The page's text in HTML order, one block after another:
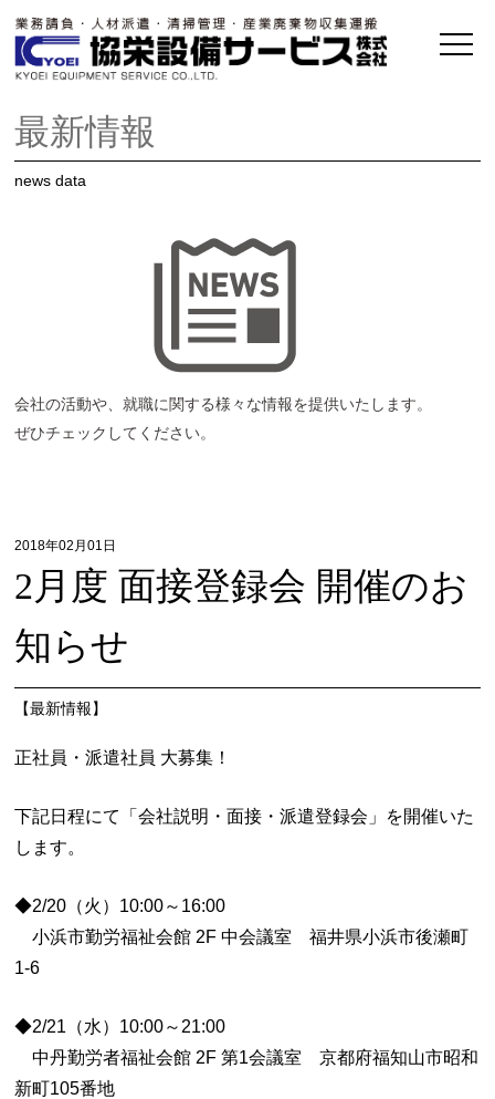
最新情報
news data
会社の活動や、就職に関する様々な情報を提供いたします。
ぜひチェックしてください。
2018年02月01日
2月度 面接登録会 開催のお
知らせ
【最新情報】
正社員・派遣社員 大募集！
下記日程にて「会社説明・面接・派遣登録会」を開催いた
します。
◆2/20（火）10:00～16:00
小浜市勤労福祉会館 2F 中会議室 福井県小浜市後瀬町
1-6
◆2/21（水）10:00～21:00
中丹勤労者福祉会館 2F 第1会議室 京都府福知山市昭和
新町105番地